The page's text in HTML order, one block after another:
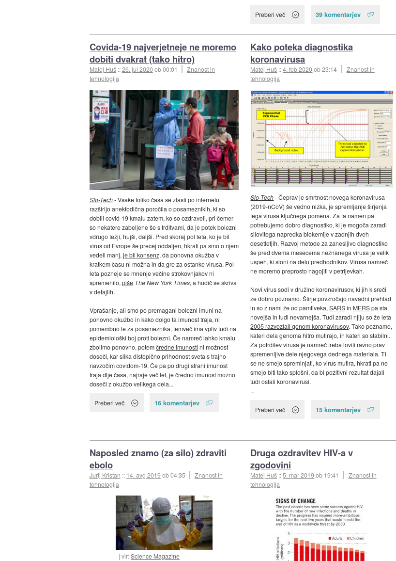
Preberi več 39 komentarjev
Covida-19 najverjetneje ne moremo
dobiti dvakrat (tako hitro)
Matej Huš ::26. jul 2020ob 00:01
Znanost in
tehnologija
Slo-Tech- Vsake toliko časa se zlasti po internetu
razširijo anektodična poročila o posameznikih, ki so
dobili covid-19 kmalu zatem, ko so ozdraveli, pri čemer
so nekatere zabeljene še s trditvami, da je potek bolezni
vdrugo težji, hujši, daljši. Pred skoraj pol leta, ko je bil
virus od Evrope še precej oddaljen, hkrati pa smo o njem
vedeli manj, je bil konsenz, da ponovna okužba v
kratkem času ni možna in da gre za ostanke virusa. Pol
leta pozneje se mnenje večine strokovnjakov ni
spremenilo, piše The New York Times, a hudič se skriva
v detajlih.
Vprašanje, ali smo po premagani bolezni imuni na
ponovno okužbo in kako dolgo ta imunost traja, ni
pomembno le za posameznika, temveč ima vpliv tudi na
epidemiološki boj proti bolezni. Če namreč lahko kmalu
zbolimo ponovno, potemčredne imunosti ni možnost
doseči, kar slika distopično prihodnost sveta s trajno
navzočim covidom-19. Če pa po drugi strani imunost
traja dlje časa, najraje več let, je čredno imunost možno
doseči z okužbo velikega dela...
Preberi več 16 komentarjev
Kako poteka diagnostika
koronavirusa
Matej Huš ::4. feb 2020ob 23:14
Znanost in
tehnologija
Slo-Tech- Čeprav je smrtnost novega koronavirusa
(2019-nCoV) še vedno nizka, je spremljanje širjenja
tega virusa ključnega pomena. Za ta namen pa
potrebujemo dobro diagnostiko, ki je mogoča zaradi
silovitega napredka biokemije v zadnjih dveh
desetletjih. Razvoj metode za zanesljivo diagnostiko
še pred dvema mesecema neznanega virusa je velik
uspeh, ki sloni na delu predhodnikov. Virusa namreč
ne moremo preprosto nagojiti v petrijevkah.
Novi virus sodi v družino koronavirusov, ki jih k sreči
že dobro poznamo. Štirje povzročajo navadni prehlad
in so z nami že od pamtiveka,SARSin MERSpa sta
novejša in tudi nevarnejša. Tudi zaradi njiju so že leta
2005 razvozlali genom koronavirusov. Tako poznamo,
kateri dela genoma hitro mutirajo, in kateri so stabilni.
Za potrditev virusa je namreč treba loviti ravno prav
spremenljive dele njegovega dednega materiala. Ti
se ne smejo spreminjati, ko virus mutira, hkrati pa ne
smejo biti tako splošni, da bi pozitivni rezultat dajali
tudi ostali koronavirusi.
...
Preberi več 15 komentarjev
Naposled znamo (za silo) zdraviti
ebolo
Jurij Kristan :: 14. avg 2019ob 04:35
Znanost in
tehnologija
vir:Science Magazine
Druga ozdravitev HIV-a v
zgodovini
Matej Huš ::5. mar 2019ob 19:41
Znanost in
tehnologija